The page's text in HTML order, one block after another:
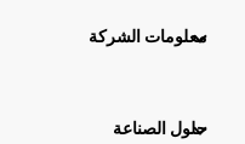
معلومات الشركة
حلول الصناعة